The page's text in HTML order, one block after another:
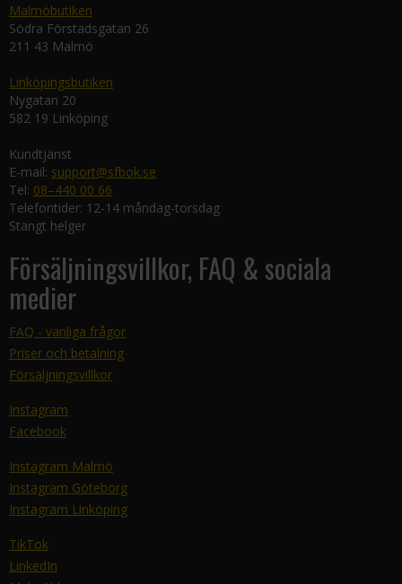
Malmöbutiken
Södra Förstadsgatan 26
211 43 Malmö
Linköpingsbutiken
Nygatan 20
582 19 Linköping
Kundtjänst
E-mail: support@sfbok.se
Tel: 08–440 00 66
Telefontider: 12-14 måndag-torsdag
Stängt helger
Försäljningsvillkor, FAQ & sociala
medier
FAQ - vanliga frågor
Priser och betalning
Försäljningsvillkor
Instagram
Facebook
Instagram Malmö
Instagram Göteborg
Instagram Linköping
TikTok
LinkedIn